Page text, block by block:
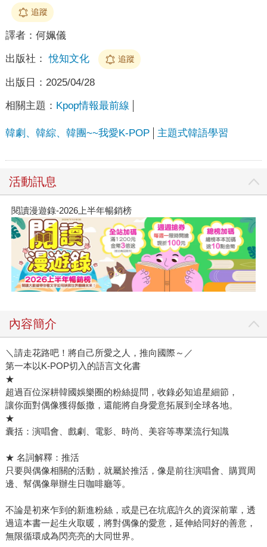
追蹤
譯者： 何姵儀
出版社： 悅知文化 追蹤
出版日： 2025/04/28
相關主題： Kpop情報最前線
韓劇、韓綜、韓團~~我愛K-POP 主題式韓語學習
活動訊息
閱讀漫遊錄-2026上半年暢銷榜
內容簡介
＼請走花路吧！將自己所愛之人，推向國際～／
第一本以K-POP切入的語言文化書
★
超過百位深耕韓國娛樂圈的粉絲提問，收錄必知追星細節，
讓你面對偶像獲得飯撒，還能將自身愛意拓展到全球各地。
★
囊括：演唱會、戲劇、電影、時尚、美容等專業流行知識
★ 名詞解釋：推活
只要與偶像相關的活動，就屬於推活，像是前往演唱會、購買周
邊、幫偶像舉辦生日咖啡廳等。
不論是初來乍到的新進粉絲，或是已在坑底許久的資深前輩，透
過這本書一起生火取暖，將對偶像的愛意，延伸給同好的善意，
無限循環成為閃亮亮的大同世界。